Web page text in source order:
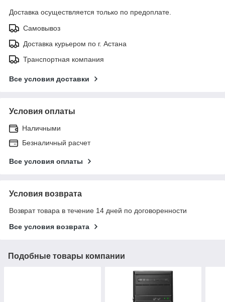
Доставка осуществляется только по предоплате.
Самовывоз
Доставка курьером по г. Астана
Транспортная компания
Все условия доставки
Условия оплаты
Наличными
Безналичный расчет
Все условия оплаты
Условия возврата
Возврат товара в течение 14 дней по договоренности
Все условия возврата
Подобные товары компании